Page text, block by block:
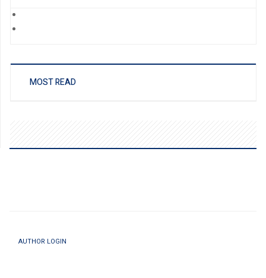
MOST READ
AUTHOR LOGIN